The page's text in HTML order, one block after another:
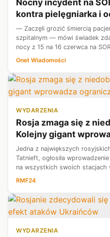
Nocny incydent na
kontra pielęgniarka i
— Zaczęli grozić śmiercią
szpitalnym — mówi świadek
nocy z 15 na 16 czerwca na
Krakowie. Wcześniej
Onet Wiadomości
WYDARZENIA
Rosja zmaga się z
Kolejny gigant
​Jedna z największych
Tatnieft, ogłosiła
na wszystkich swoich stacjach
odpowiedzi na nasilające się
RMF24
WYDARZENIA